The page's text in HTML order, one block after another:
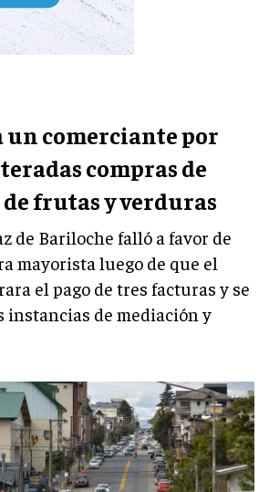
un comerciante por
compras de
frutas y verduras
de Bariloche falló a favor de
mayorista luego de que el
el pago de tres facturas y se
instancias de mediación y